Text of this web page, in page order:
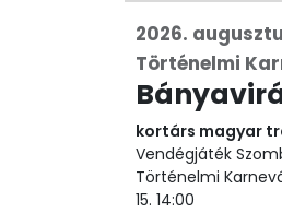
2026.
Történelmi
kortárs magyar
Vendégjáték
Történelmi
15. 14:00